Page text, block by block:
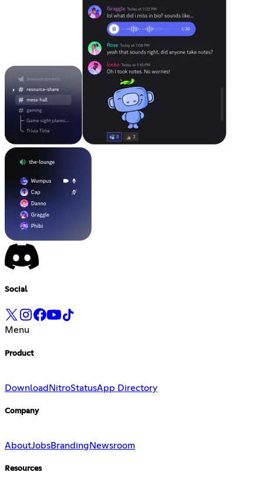
Social
Menu
Product
Download NitroStatusApp Directory
Company
AboutJobsBranding Newsroom
Resources